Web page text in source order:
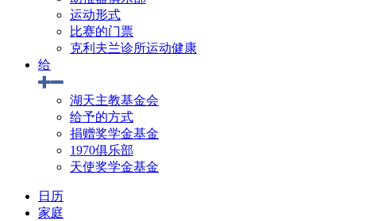
运动形式
比赛的门票
克利夫兰诊所运动健康
给
湖天主教基金会
给予的方式
捐赠奖学金基金
1970俱乐部
天使奖学金基金
日历
家庭